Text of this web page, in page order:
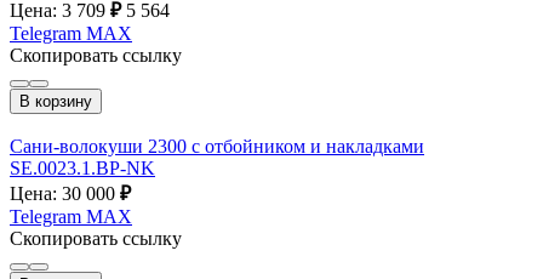
Цена: 3 709 ₽ 5 564
Telegram MAX
Скопировать ссылку
В корзину
Сани-волокуши 2300 с отбойником и накладками
SE.0023.1.BP-NK
Цена: 30 000 ₽
Telegram MAX
Скопировать ссылку